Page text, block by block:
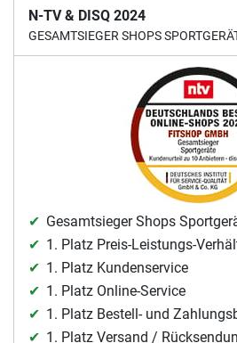
N-TV & DISQ 2024
GESAMTSIEGER SHOPS
Gesamtsieger Shops
1. Platz Preis-Leistungs-
1. Platz Kundenservice
1. Platz Online-Service
1. Platz Bestell- und
1. Platz Versand /